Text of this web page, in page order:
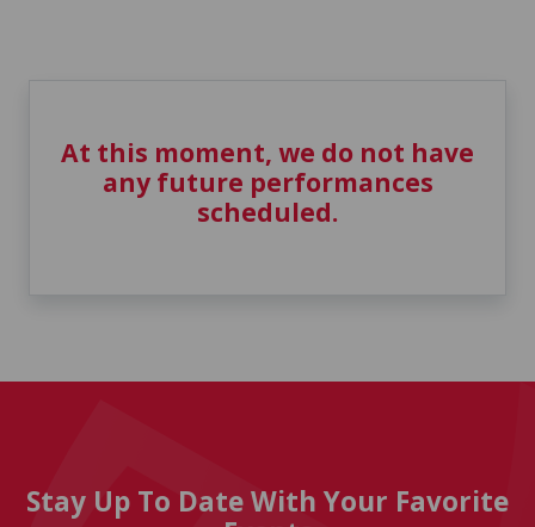
At this moment, we do not have
any future performances
scheduled.
Stay Up To Date With Your Favorite